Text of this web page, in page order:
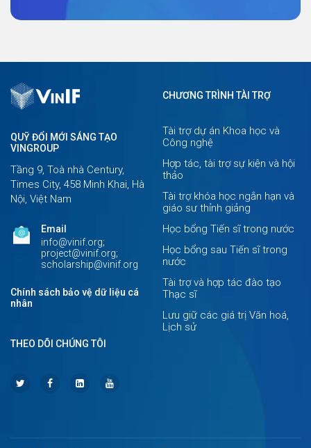
QUỸ ĐỔI MỚI SÁNG TẠO
VINGROUP
Tầng 9, Toà nhà Century,
Times City, 458 Minh Khai, Hà
Nội, Việt Nam
Email
info@vinif.org;
project@vinif.org;
scholarship@vinif.org
Chính sách bảo vệ dữ liệu cá
nhân
CHƯƠNG TRÌNH TÀI TRỢ
Tài trợ dự án Khoa học và
Công nghệ
Hợp tác, tài trợ sự kiện và hội
thảo
Tài trợ khóa học ngắn hạn và
giáo sư thỉnh giảng
Học bổng Tiến sĩ trong nước
Học bổng sau Tiến sĩ trong
nước
Tài trợ và hợp tác đào tạo
Thạc sĩ
Lưu giữ các giá trị Văn hoá,
Lịch sử
THEO DÕI CHÚNG TÔI